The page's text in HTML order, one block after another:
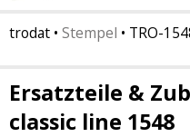
trodat • Stempel • TRO-
Ersatzteile &
classic line 1548